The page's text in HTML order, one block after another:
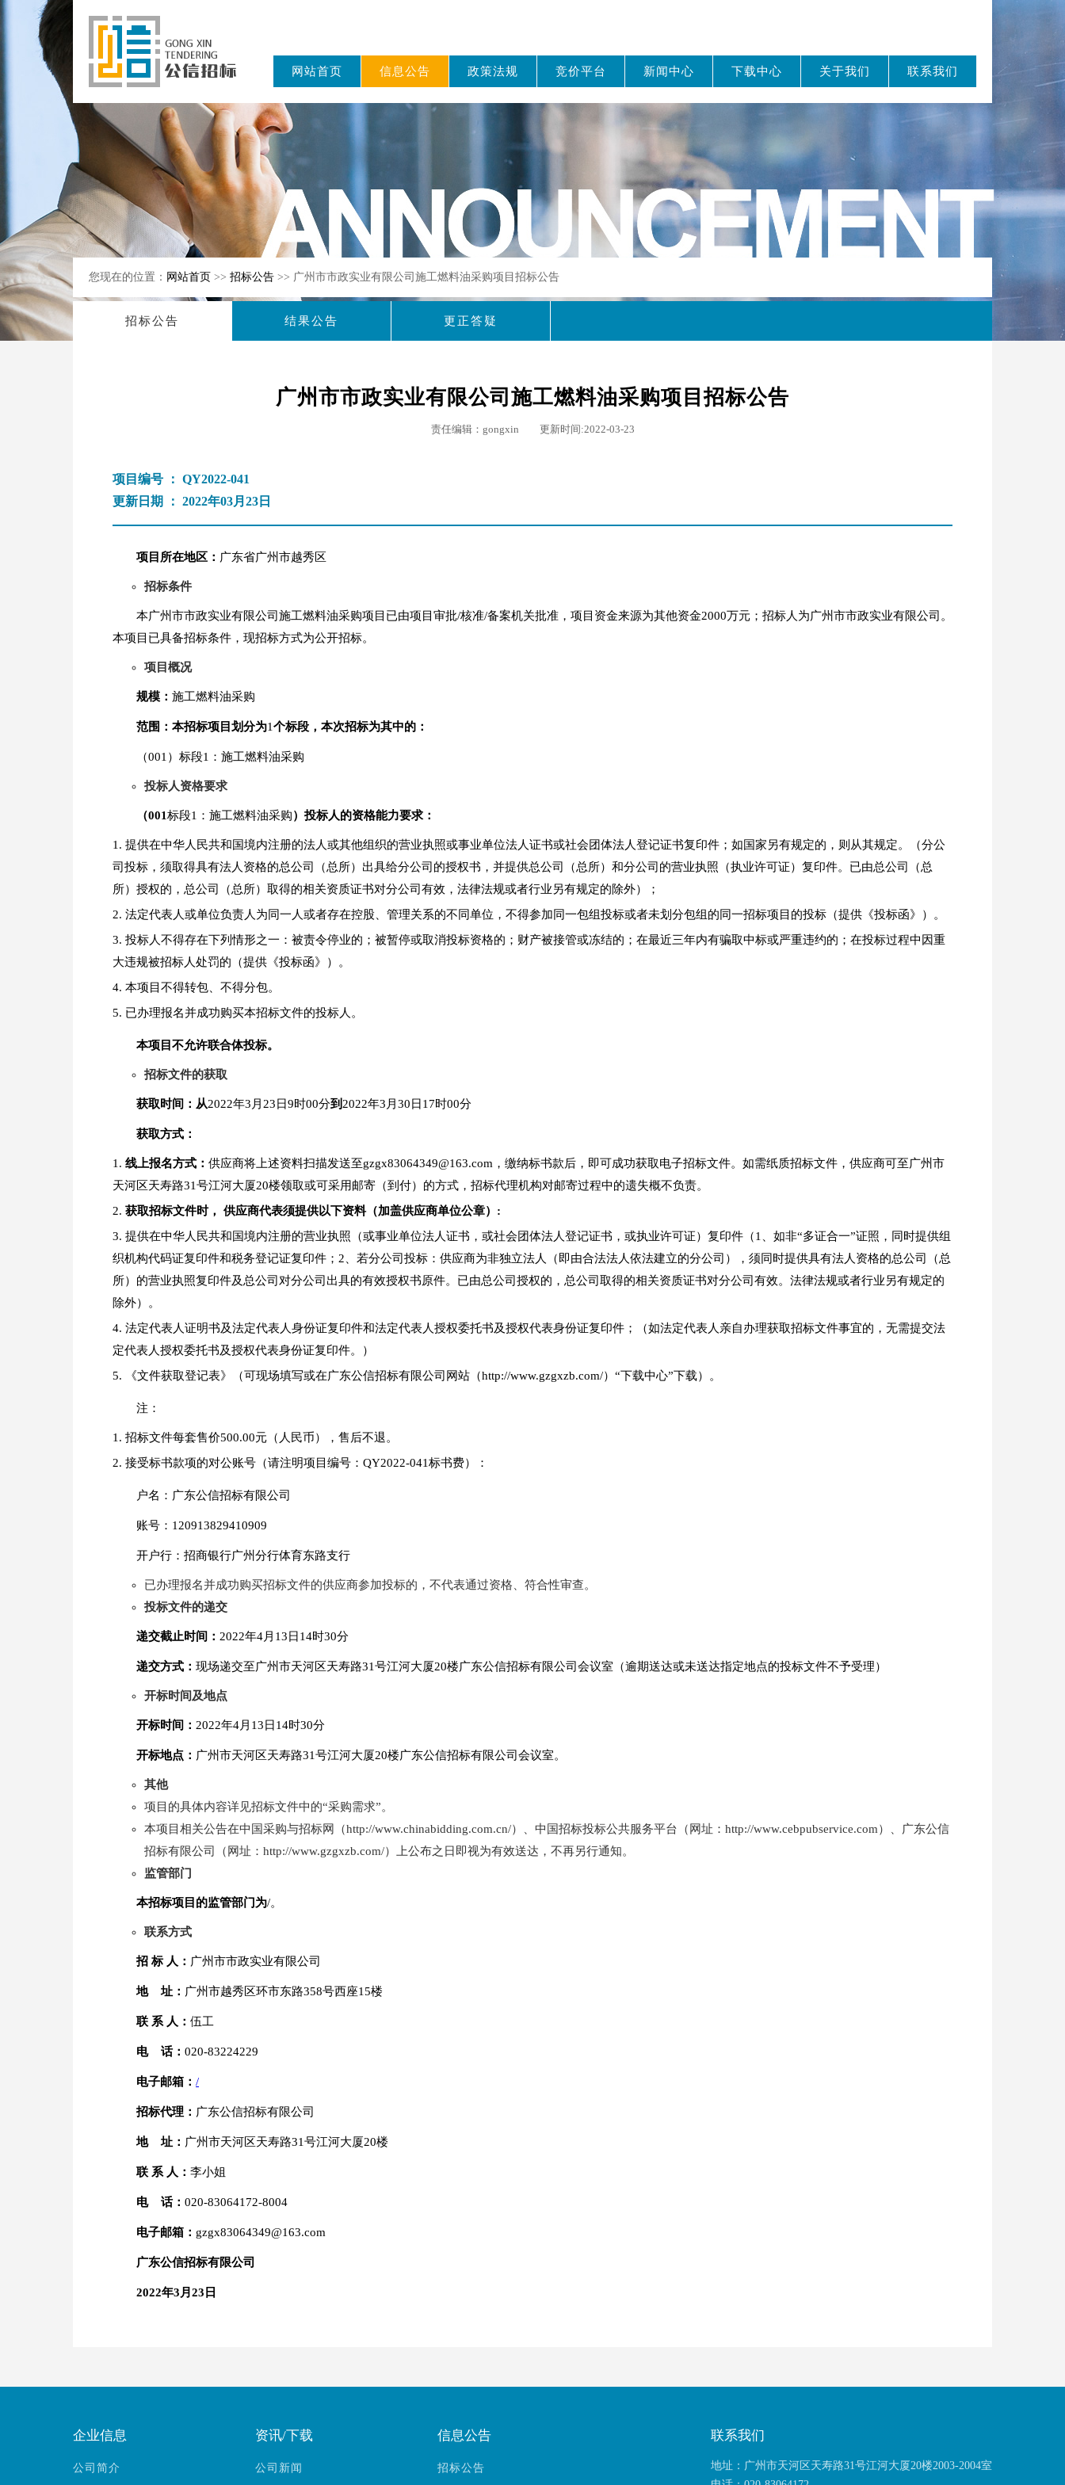
东公信招标
有限公司
网站首页 信息公告 政策法规 竞价平台 新闻中心 下载中心 关于我们 联系我们
您现在的位置： 网站首页 >> 招标公告 >> 广州市市政实业有限公司施工燃料油采购项目招标公告
招标公告 结果公告 更正答疑
广州市市政实业有限公司施工燃料油采购项目招标公告
责任编辑：gongxin 更新时间:2022-03-23
项目编号 ： QY2022-041
更新日期 ： 2022年03月23日
项目所在地区： 广东省广州市越秀区
招标条件
本广州市市政实业有限公司施工燃料油采购项目已由项目审批/核准/备案机关批准，项目资金来源为其他资金2000万元；招标人为广州市市政实业有限公司。
本项目已具备招标条件，现招标方式为公开招标。
项目概况
规模： 施工燃料油采购
范围：本招标项目划分为1个标段，本次招标为其中的：
（001）标段1：施工燃料油采购
投标人资格要求
（001标段1：施工燃料油采购）投标人的资格能力要求：
提供在中华人民共和国境内注册的法人或其他组织的营业执照或事业单位法人证书或社会团体法人登记证书复印件；如国家另有规定的，则从其规定。（分公
司投标，须取得具有法人资格的总公司（总所）出具给分公司的授权书，并提供总公司（总所）和分公司的营业执照（执业许可证）复印件。已由总公司（总
所）授权的，总公司（总所）取得的相关资质证书对分公司有效，法律法规或者行业另有规定的除外）；
法定代表人或单位负责人为同一人或者存在控股、管理关系的不同单位，不得参加同一包组投标或者未划分包组的同一招标项目的投标（提供《投标函》）。
投标人不得存在下列情形之一：被责令停业的；被暂停或取消投标资格的；财产被接管或冻结的；在最近三年内有骗取中标或严重违约的；在投标过程中因重
大违规被招标人处罚的（提供《投标函》）。
本项目不得转包、不得分包。
已办理报名并成功购买本招标文件的投标人。
本项目不允许联合体投标。
招标文件的获取
获取时间：从2022年3月23日9时00分到 2022年3月30日17时00分
获取方式：
线上报名方式： 供应商将上述资料扫描发送至gzgx83064349@163.com，缴纳标书款后，即可成功获取电子招标文件。如需纸质招标文件，供应商可至广州市
天河区天寿路31号江河大厦20楼领取或可采用邮寄（到付）的方式，招标代理机构对邮寄过程中的遗失概不负责。
获取招标文件时， 供应商代表须提供以下资料（加盖供应商单位公章）:
提供在中华人民共和国境内注册的营业执照（或事业单位法人证书，或社会团体法人登记证书，或执业许可证）复印件（1、如非“多证合一”证照，同时提供组
织机构代码证复印件和税务登记证复印件；2、若分公司投标：供应商为非独立法人（即由合法法人依法建立的分公司），须同时提供具有法人资格的总公司（总
所）的营业执照复印件及总公司对分公司出具的有效授权书原件。已由总公司授权的，总公司取得的相关资质证书对分公司有效。法律法规或者行业另有规定的
除外）。
法定代表人证明书及法定代表人身份证复印件和法定代表人授权委托书及授权代表身份证复印件；（如法定代表人亲自办理获取招标文件事宜的，无需提交法
定代表人授权委托书及授权代表身份证复印件。）
《文件获取登记表》（可现场填写或在广东公信招标有限公司网站（http://www.gzgxzb.com/）“下载中心”下载）。
注：
招标文件每套售价500.00元（人民币），售后不退。
接受标书款项的对公账号（请注明项目编号：QY2022-041标书费）：
户名：广东公信招标有限公司
账号：120913829410909
开户行：招商银行广州分行体育东路支行
已办理报名并成功购买招标文件的供应商参加投标的，不代表通过资格、符合性审查。
投标文件的递交
递交截止时间： 2022年4月13日14时30分
递交方式： 现场递交至广州市天河区天寿路31号江河大厦20楼广东公信招标有限公司会议室（逾期送达或未送达指定地点的投标文件不予受理）
开标时间及地点
开标时间： 2022年4月13日14时30分
开标地点： 广州市天河区天寿路31号江河大厦20楼广东公信招标有限公司会议室。
其他
项目的具体内容详见招标文件中的“采购需求”。
本项目相关公告在中国采购与招标网（http://www.chinabidding.com.cn/）、中国招标投标公共服务平台（网址：http://www.cebpubservice.com）、广东公信
招标有限公司（网址：http://www.gzgxzb.com/）上公布之日即视为有效送达，不再另行通知。
监管部门
本招标项目的监管部门为/。
联系方式
招 标 人： 广州市市政实业有限公司
地 址： 广州市越秀区环市东路358号西座15楼
联 系 人： 伍工
电 话： 020-83224229
电子邮箱： /
招标代理： 广东公信招标有限公司
地 址： 广州市天河区天寿路31号江河大厦20楼
联 系 人： 李小姐
电 话： 020-83064172-8004
电子邮箱： gzgx83064349@163.com
广东公信招标有限公司
2022年3月23日
企业信息
公司简介
资讯/下载
公司新闻
信息公告
招标公告
联系我们
地址：广州市天河区天寿路31号江河大厦20楼2003-2004室